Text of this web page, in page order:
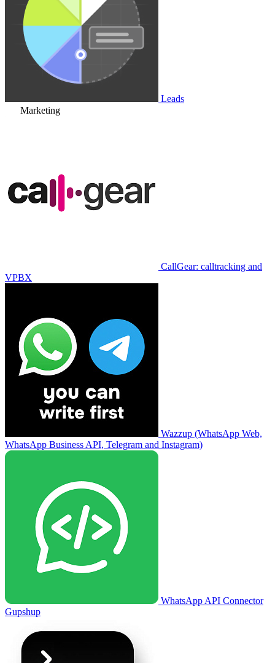
Leads
Marketing
CallGear: calltracking and
VPBX
Wazzup (WhatsApp Web,
WhatsApp Business API, Telegram and Instagram)
WhatsApp API Connector
Gupshup